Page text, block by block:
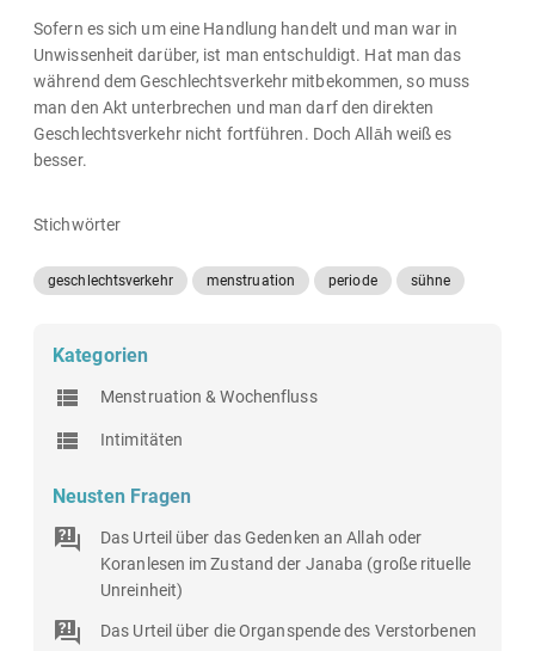
Sofern es sich um eine Handlung handelt und man war in
Unwissenheit darüber, ist man entschuldigt. Hat man das
während dem Geschlechtsverkehr mitbekommen, so muss
man den Akt unterbrechen und man darf den direkten
Geschlechtsverkehr nicht fortführen. Doch Allāh weiß es
besser.
Stichwörter
geschlechtsverkehr menstruation periode sühne
Kategorien
Menstruation & Wochenfluss
Intimitäten
Neusten Fragen
Das Urteil über das Gedenken an Allah oder
Koranlesen im Zustand der Janaba (große rituelle
Unreinheit)
Das Urteil über die Organspende des Verstorbenen